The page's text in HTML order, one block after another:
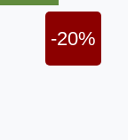
-20%